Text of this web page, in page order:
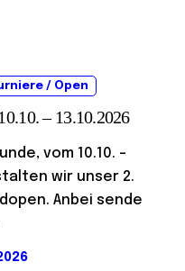
/ Open
– 13.10.2026
vom 10.10. –
wir unser 2.
Anbei sende